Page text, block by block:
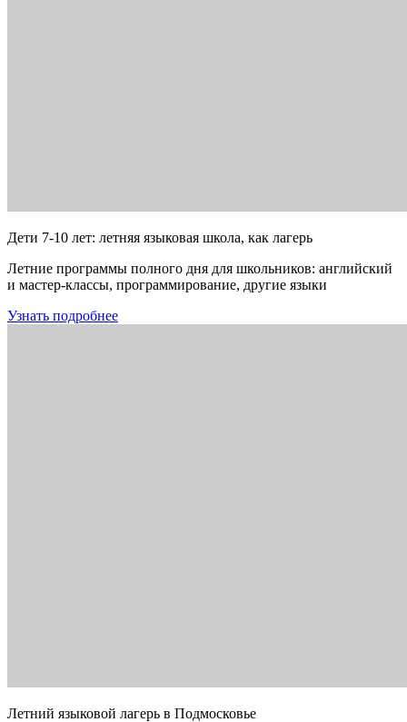
Дети 7-10 лет: летняя языковая школа, как лагерь
Летние программы полного дня для школьников: английский
и мастер-классы, программирование, другие языки
Узнать подробнее
Летний языковой лагерь в Подмосковье